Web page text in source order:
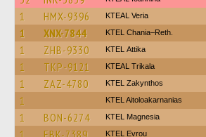
1 HMX-9396 KTEAL Veria
1 XNX-7844 KTEL Chania–Reth.
1 ZHB-9330 KΤΕL Αttika
1 TKP-9121 KTEAL Trikala
1 ZAZ-4780 KTEL Zakynthos
1 KTEL Aitoloakarnanias
1 BON-6274 ΚΤΕL Magnesia
1 EBK-7389 KTEL Evrou